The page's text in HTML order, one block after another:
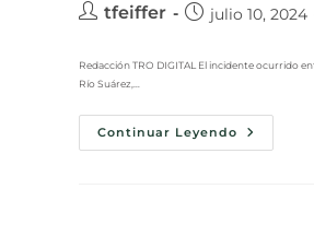
tfeiffer julio 10, 2024
Redacción TRO DIGITAL El incidente ocurrido
Río Suárez,…
Continuar Leyendo